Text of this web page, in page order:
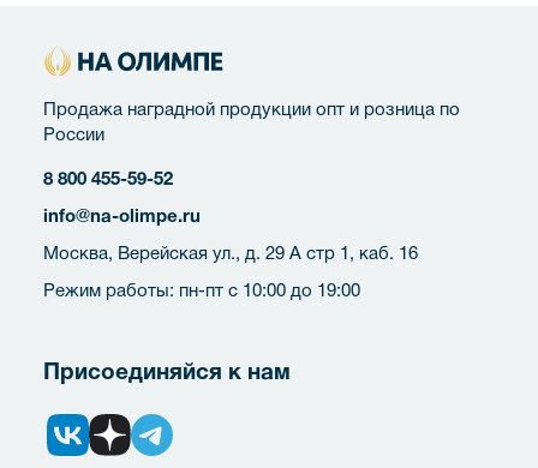
Продажа наградной продукции опт и розница по
России
8 800 455-59-52
info@na-olimpe.ru
Москва, Верейская ул., д. 29 А стр 1, каб. 16
Режим работы: пн-пт с 10:00 до 19:00
Присоединяйся к нам